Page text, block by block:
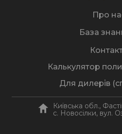
Про
База
Калькулятор
Для дилерів
Київська обл.,
c. Новосілки, вул.